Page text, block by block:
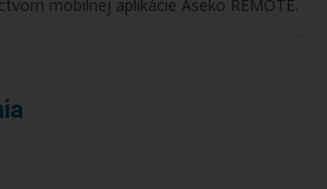
mobilnej aplikácie Aseko REMOTE.